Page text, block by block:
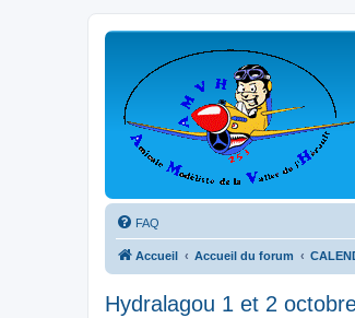
FAQ
Accueil Accueil du forum
Hydralagou 1 et 2